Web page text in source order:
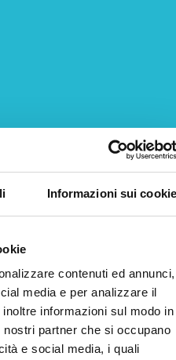
Informazioni sui cookie
contenuti ed annunci,
media e per analizzare il
informazioni sul modo in
partner che si occupano
e social media, i quali